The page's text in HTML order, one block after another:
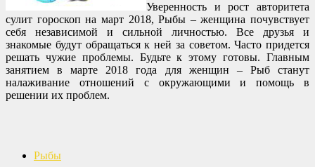
Уверенность и рост авторитета
сулит гороскоп на март 2018, Рыбы – женщина почувствует
себя независимой и сильной личностью. Все друзья и
знакомые будут обращаться к ней за советом. Часто придется
решать чужие проблемы. Будьте к этому готовы. Главным
занятием в марте 2018 года для женщин – Рыб станут
налаживание отношений с окружающими и помощь в
решении их проблем.
Рыбы